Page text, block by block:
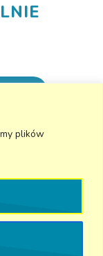
plików